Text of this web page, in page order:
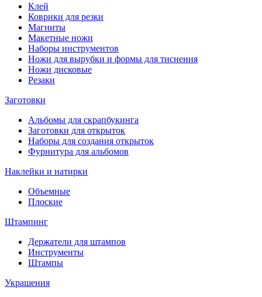
Клей
Коврики для резки
Магниты
Макетные ножи
Наборы инструментов
Ножи для вырубки и формы для тиснения
Ножи дисковые
Резаки
Заготовки
Альбомы для скрапбукинга
Заготовки для открыток
Наборы для создания открыток
Фурнитура для альбомов
Наклейки и натирки
Объемные
Плоские
Штампинг
Держатели для штампов
Инструменты
Штампы
Украшения